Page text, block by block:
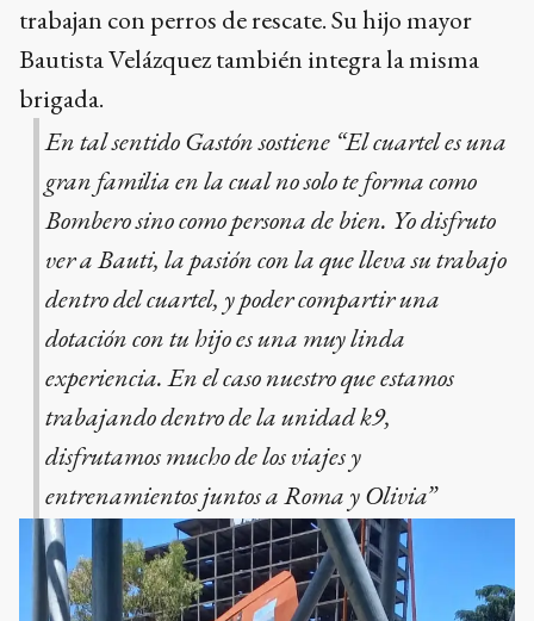
trabajan con perros de rescate. Su hijo mayor
Bautista Velázquez también integra la misma
brigada.
En tal sentido Gastón sostiene “El cuartel es una
gran familia en la cual no solo te forma como
Bombero sino como persona de bien. Yo disfruto
ver a Bauti, la pasión con la que lleva su trabajo
dentro del cuartel, y poder compartir una
dotación con tu hijo es una muy linda
experiencia. En el caso nuestro que estamos
trabajando dentro de la unidad k9,
disfrutamos mucho de los viajes y
entrenamientos juntos a Roma y Olivia”